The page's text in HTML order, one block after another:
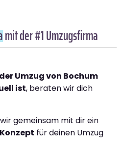
mit der #1 Umzugsfirma
Umzug von Bochum
ist, beraten wir dich
gemeinsam mit dir ein
für deinen Umzug